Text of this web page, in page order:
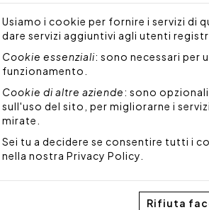
Usiamo i cookie per fornire i servizi di
dare servizi aggiuntivi agli utenti
Cookie essenziali: sono necessari per
funzionamento.
Cookie di altre aziende: sono
sull'uso del sito, per migliorarne i
mirate.
Sei tu a decidere se consentire tutti i
nella nostra Privacy Policy
Rifiuta
SCEGLIERE LA BIANCHERIA
spazi più intimi e personali della
un
ambiente piacevole,
adattandosi alle
biancheria da bagno
è
comfort.
e tappeti eleganti, sono tutti
più confortevole.